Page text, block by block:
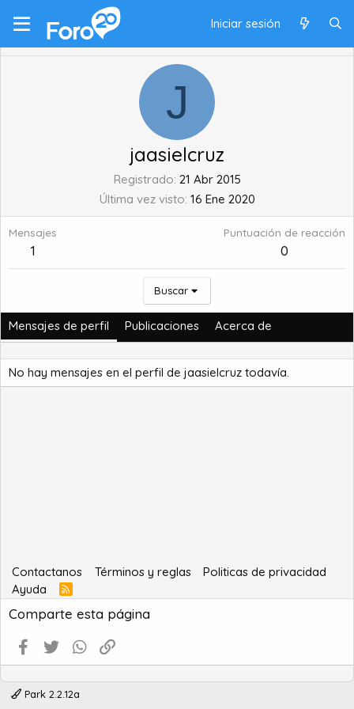
Iniciar sesión
J
jaasielcruz
Registrado 21 Abr 2015
Última vez visto 16 Ene 2020
Mensajes
1
Puntuación de reacción
0
Buscar
Mensajes de perfil Publicaciones Acerca de
No hay mensajes en el perfil de jaasielcruz todavía.
Contactanos Términos y reglas
Politicas de privacidad
Ayuda
R
S
S
Comparte esta página
Facebook
Twitter WhatsApp
Park 2.2.12a